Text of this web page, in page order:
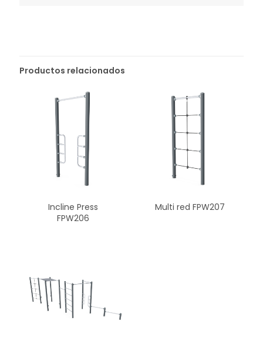
Productos relacionados
Incline Press
FPW206
Multi red FPW207